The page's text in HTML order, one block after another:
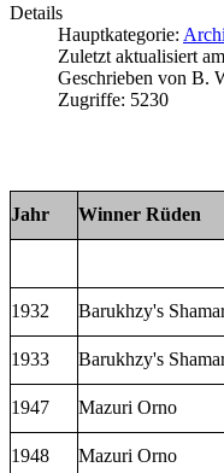
Details
Hauptkategorie:
Zuletzt aktualisiert am
Geschrieben von B.
Zugriffe: 5230
Jahr Winner Rüden
1932 Barukhzy's
1933 Barukhzy's
1947 Mazuri Orno
1948 Mazuri Orno